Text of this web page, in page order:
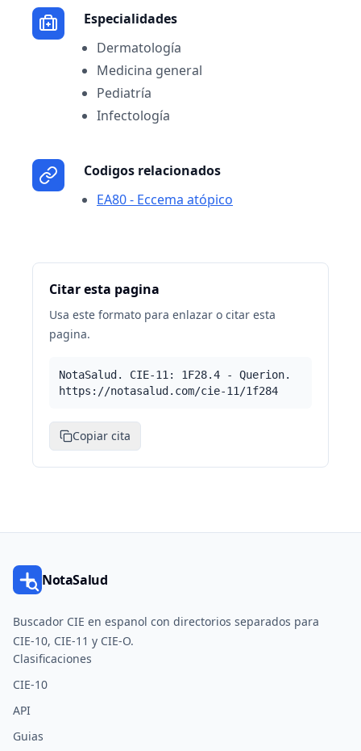
Especialidades
Dermatología
Medicina general
Pediatría
Infectología
Codigos relacionados
EA80 - Eccema atópico
Citar esta pagina
Usa este formato para enlazar o citar esta
pagina.
NotaSalud. CIE-11: 1F28.4 - Querion.
https://notasalud.com/cie-11/1f284
Copiar cita
NotaSalud
Buscador CIE en espanol con directorios separados para
CIE-10, CIE-11 y CIE-O.
Clasificaciones
CIE-10
API
Guias